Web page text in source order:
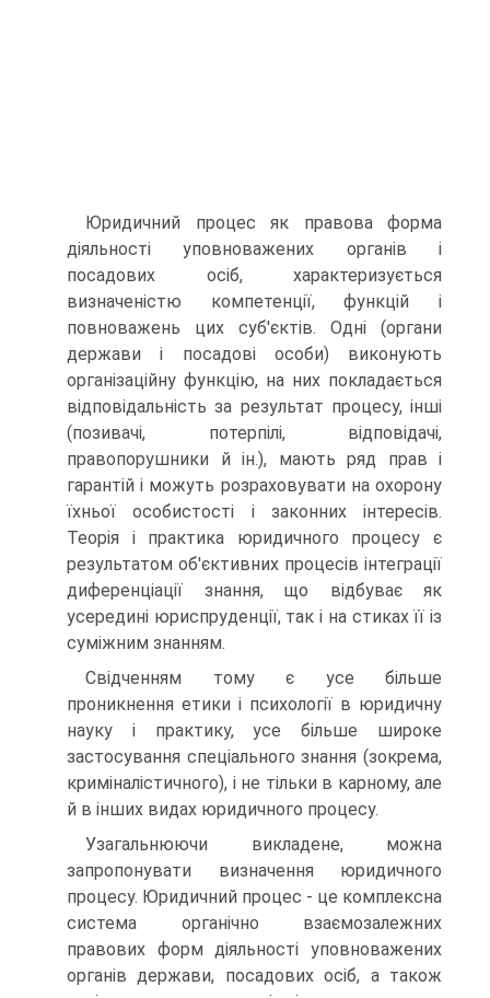
Юридичний процес як правова форма
діяльності уповноважених органів і
посадових осіб, характеризується
визначеністю компетенції, функцій і
повноважень цих суб'єктів. Одні (органи
держави і посадові особи) виконують
організаційну функцію, на них покладається
відповідальність за результат процесу, інші
(позивачі, потерпілі, відповідачі,
правопорушники й ін.), мають ряд прав і
гарантій і можуть розраховувати на охорону
їхньої особистості і законних інтересів.
Теорія і практика юридичного процесу є
результатом об'єктивних процесів інтеграції
диференціації знання, що відбуває як
усередині юриспруденції, так і на стиках її із
суміжним знанням.
Свідченням тому є усе більше
проникнення етики і психології в юридичну
науку і практику, усе більше широке
застосування спеціального знання (зокрема,
криміналістичного), і не тільки в карному, але
й в інших видах юридичного процесу.
Узагальнюючи викладене, можна
запропонувати визначення юридичного
процесу. Юридичний процес - це комплексна
система органічно взаємозалежних
правових форм діяльності уповноважених
органів держави, посадових осіб, а також